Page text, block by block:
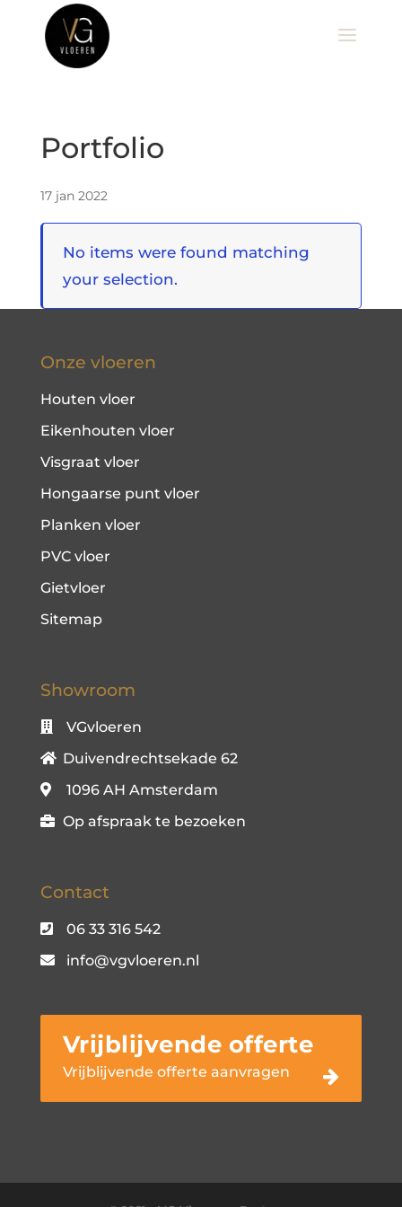
Portfolio
17 jan 2022
No items were found matching
your selection.
Onze vloeren
Houten vloer
Eikenhouten vloer
Visgraat vloer
Hongaarse punt vloer
Planken vloer
PVC vloer
Gietvloer
Sitemap
Showroom
VGvloeren
Duivendrechtsekade 62
1096 AH Amsterdam
Op afspraak te bezoeken
Contact
06 33 316 542
info@vgvloeren.nl
Vrijblijvende offerte
Vrijblijvende offerte aanvragen